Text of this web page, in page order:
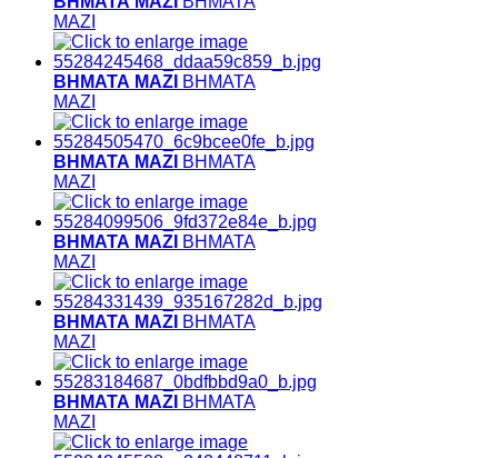
ΜΑΖΙ
ΒΗΜΑΤΑ ΜΑΖΙ ΒΗΜΑΤΑ
ΜΑΖΙ
ΒΗΜΑΤΑ ΜΑΖΙ ΒΗΜΑΤΑ
ΜΑΖΙ
ΒΗΜΑΤΑ ΜΑΖΙ ΒΗΜΑΤΑ
ΜΑΖΙ
ΒΗΜΑΤΑ ΜΑΖΙ ΒΗΜΑΤΑ
ΜΑΖΙ
ΒΗΜΑΤΑ ΜΑΖΙ ΒΗΜΑΤΑ
ΜΑΖΙ